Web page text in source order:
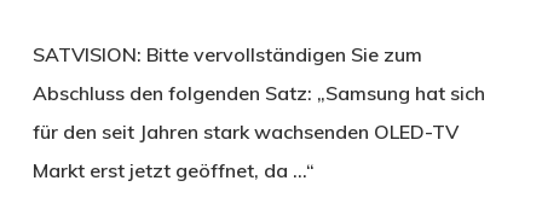
SATVISION: Bitte vervollständigen Sie zum
Abschluss den folgenden Satz: „Samsung hat sich
für den seit Jahren stark wachsenden OLED-TV
Markt erst jetzt geöffnet, da …“